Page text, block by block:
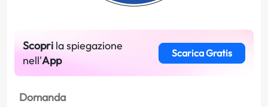
Scopri la spiegazione
nell'App
Scarica Gratis
Domanda